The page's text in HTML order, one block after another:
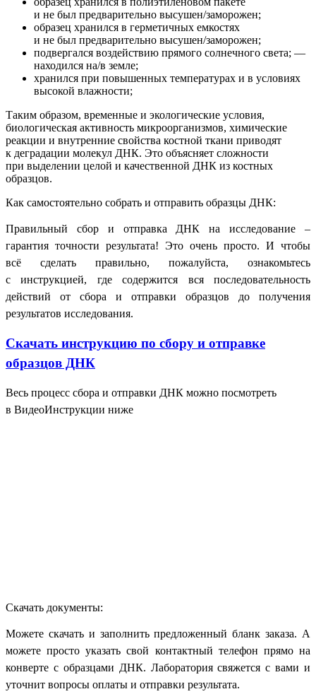
и не был предварительно высушен/заморожен;
образец хранился в герметичных емкостях
и не был предварительно высушен/заморожен;
подвергался воздействию прямого солнечного света; —
находился на/в земле;
хранился при повышенных температурах и в условиях
высокой влажности;
Таким образом, временные и экологические условия,
биологическая активность микроорганизмов, химические
реакции и внутренние свойства костной ткани приводят
к деградации молекул ДНК. Это объясняет сложности
при выделении целой и качественной ДНК из костных
образцов.
Как самостоятельно собрать и отправить образцы ДНК:
Правильный сбор и отправка ДНК на исследование –
гарантия точности результата! Это очень просто. И чтобы
всё сделать правильно, пожалуйста, ознакомьтесь
синструкцией, где содержится вся последовательность
действий от сбора и отправки образцов до получения
результатов исследования.
Скачать инструкцию по сбору и отправке
образцов ДНК
Весь процесс сбора и отправки ДНК можно посмотреть
в ВидеоИнструкции ниже
Скачать документы:
Можете скачать и заполнить предложенный бланк заказа. А
можете просто указать свой контактный телефон прямо на
конверте с образцами ДНК. Лаборатория свяжется с вами и
уточнит вопросы оплаты и отправки результата.